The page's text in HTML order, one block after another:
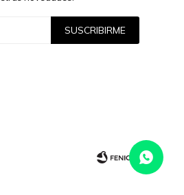
SUSCRIBIRME